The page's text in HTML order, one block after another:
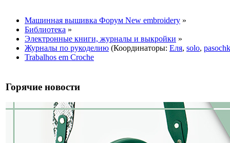
Машинная вышивка Форум New embroidery »
Библиотека »
Электронные книги, журналы и выкройки »
Журналы по рукоделию (Координаторы: Еля, solo,
Trabalhos em Croche
Горячие новости